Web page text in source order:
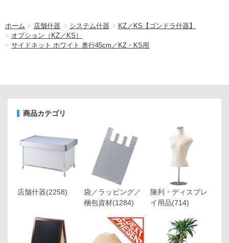
ホーム > 店舗什器 > システム什器 > KZ／KS【ゴンドラ什器】
> オプション（KZ／KS）
> サイドネット ホワイト 奥行45cm／KZ・KS用
商品カテゴリ
店舗什器(2258)
袋／ラッピング／
梱包資材(1284)
陳列・ディスプレ
イ用品(714)